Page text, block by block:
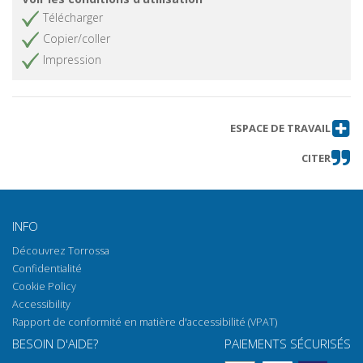
Télécharger
Copier/coller
Impression
ESPACE DE TRAVAIL
CITER
INFO
Découvrez Torrossa
Confidentialité
Cookie Policy
Accessibility
Rapport de conformité en matière d'accessibilité (VPAT)
BESOIN D'AIDE? PAIEMENTS SÉCURISÉS